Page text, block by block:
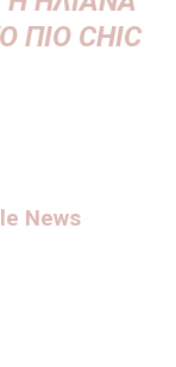
ΠΙΟ CHIC
News